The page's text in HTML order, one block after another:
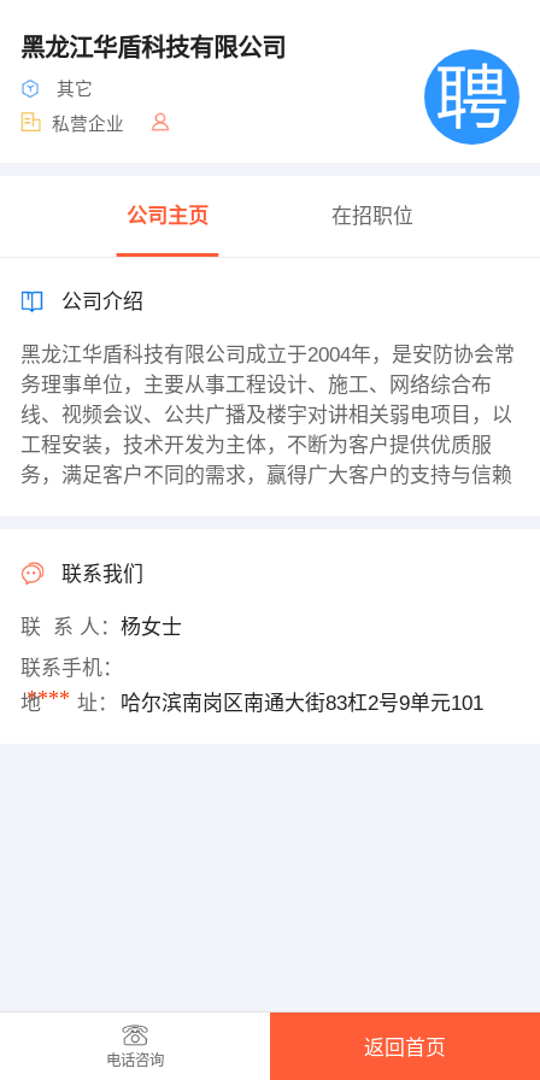
黑龙江华盾科技有限公司
其它
私营企业
公司主页 在招职位
公司介绍
黑龙江华盾科技有限公司成立于2004年，是安防协会常
务理事单位，主要从事工程设计、施工、网络综合布
线、视频会议、公共广播及楼宇对讲相关弱电项目，以
工程安装，技术开发为主体，不断为客户提供优质服
务，满足客户不同的需求，赢得广大客户的支持与信赖
联系我们
联 系 人： 杨女士
联系手机：
****
地 址： 哈尔滨南岗区南通大街83杠2号9单元101
电话咨询
返回首页